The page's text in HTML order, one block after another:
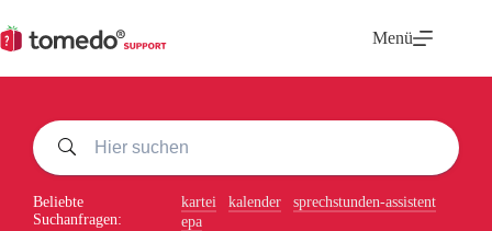
Inhalt
springen
Menü
Beliebte
Suchanfragen:
kartei kalender
sprechstunden-assistent
epa